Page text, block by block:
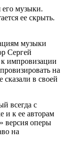
музыки.
ее скрыть.
музыки
Сергей
импровизации
на
в своей
всегда с
и к ее авторам
версия оперы
на